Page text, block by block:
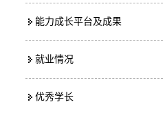
能力成长平台及成果
就业情况
优秀学长